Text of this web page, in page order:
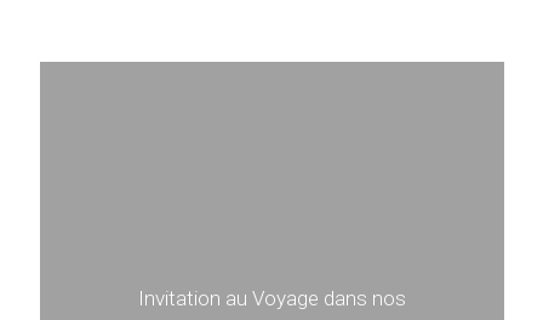
Invitation au Voyage dans nos